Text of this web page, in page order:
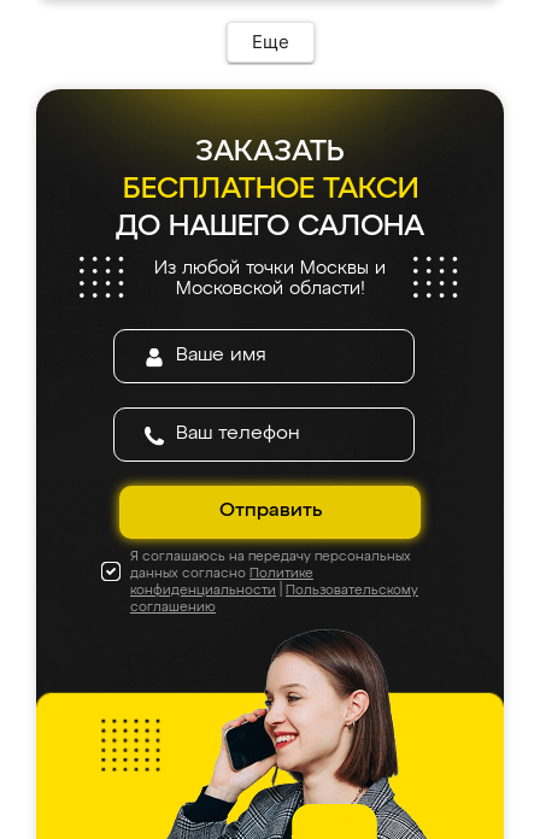
Еще
ЗАКАЗАТЬ
БЕСПЛАТНОЕ ТАКСИ
ДО НАШЕГО САЛОНА
Из любой точки Москвы и
Московской области!
Отправить
Я соглашаюсь на передачу персональных
данных согласно Политике
конфиденциальности
Пользовательскому
соглашению